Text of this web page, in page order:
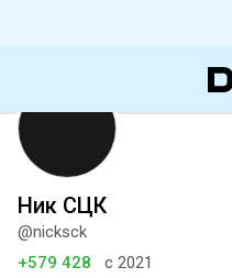
Ник СЦК
@nicksck
+579 428
с 2021